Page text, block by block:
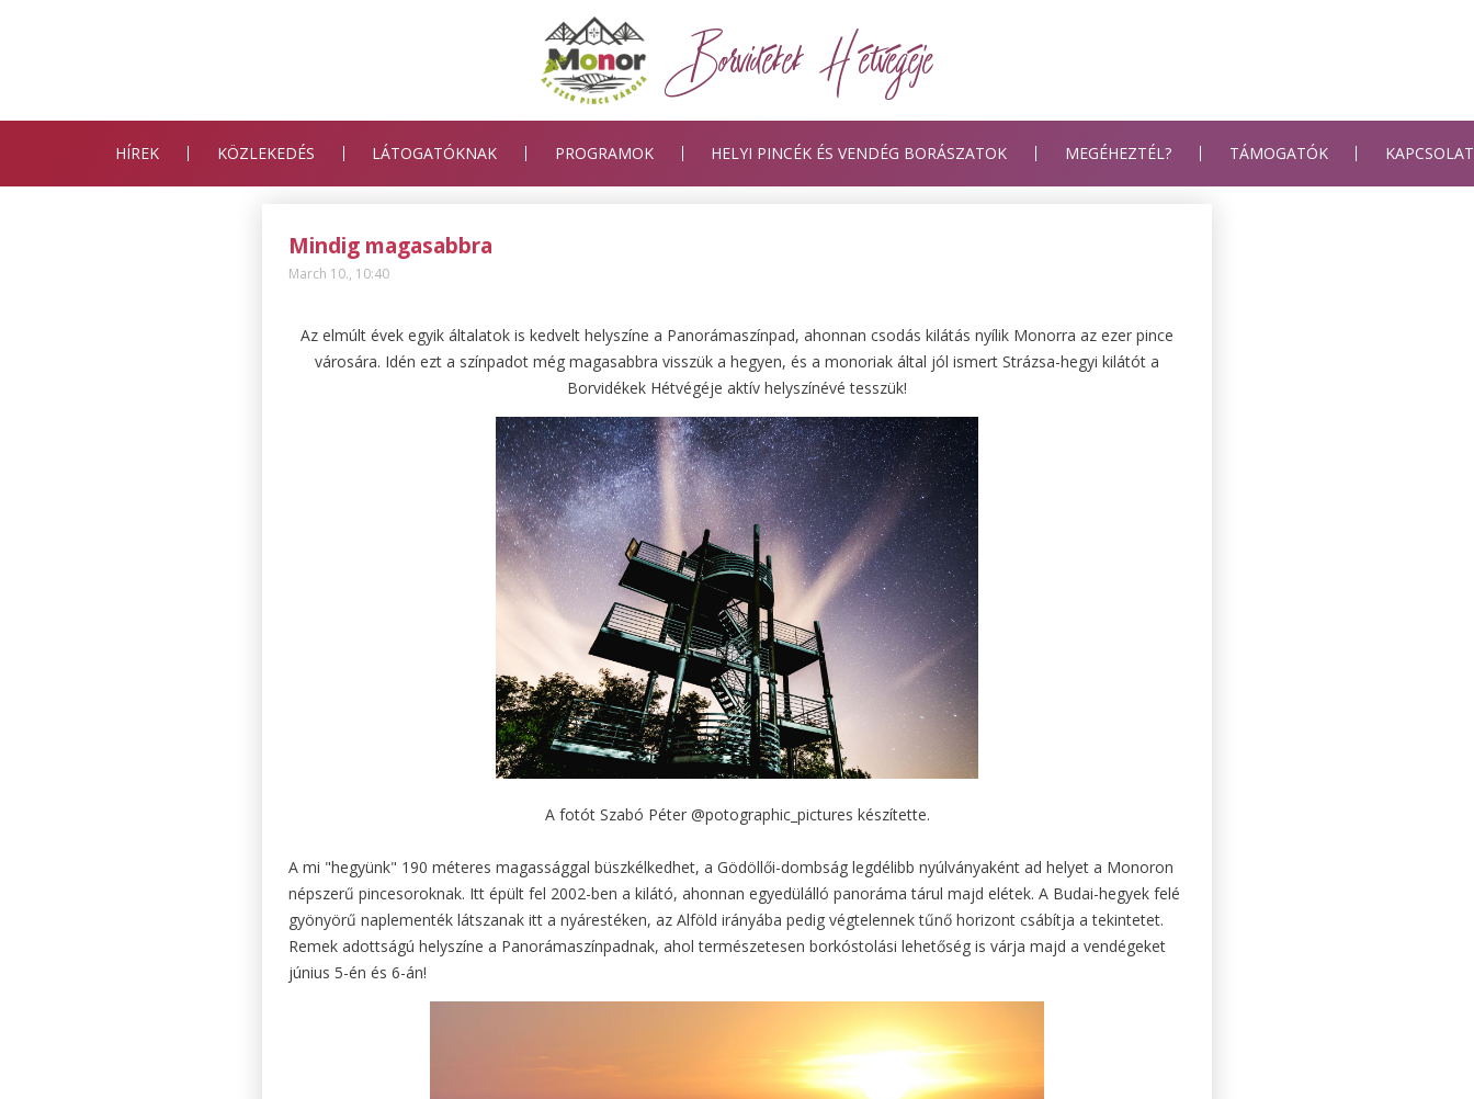
Borvidékek Hétvégéje
HÍREK KÖZLEKEDÉS LÁTOGATÓKNAK PROGRAMOK HELYI PINCÉK ÉS VENDÉG BORÁSZATOK MEGÉHEZTÉL? TÁMOGATÓK KAPCSOLAT
Mindig magasabbra
March 10., 10:40
Az elmúlt évek egyik általatok is kedvelt helyszíne a Panorámaszínpad, ahonnan csodás kilátás nyílik Monorra az ezer pince
városára. Idén ezt a színpadot még magasabbra visszük a hegyen, és a monoriak által jól ismert Strázsa-hegyi kilátót a
Borvidékek Hétvégéje aktív helyszínévé tesszük!
A fotót Szabó Péter @potographic_pictures készítette.
A mi "hegyünk" 190 méteres magassággal büszkélkedhet, a Gödöllői-dombság legdélibb nyúlványaként ad helyet a Monoron
népszerű pincesoroknak. Itt épült fel 2002-ben a kilátó, ahonnan egyedülálló panoráma tárul majd elétek. A Budai-hegyek felé
gyönyörű naplementék látszanak itt a nyárestéken, az Alföld irányába pedig végtelennek tűnő horizont csábítja a tekintetet.
Remek adottságú helyszíne a Panorámaszínpadnak, ahol természetesen borkóstolási lehetőség is várja majd a vendégeket
június 5-én és 6-án!